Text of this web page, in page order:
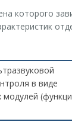
которого
в виде
модулей